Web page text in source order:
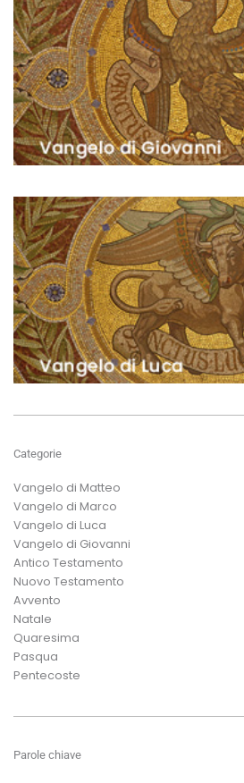
Categorie
Vangelo di Matteo
Vangelo di Marco
Vangelo di Luca
Vangelo di Giovanni
Antico Testamento
Nuovo Testamento
Avvento
Natale
Quaresima
Pasqua
Pentecoste
Parole chiave